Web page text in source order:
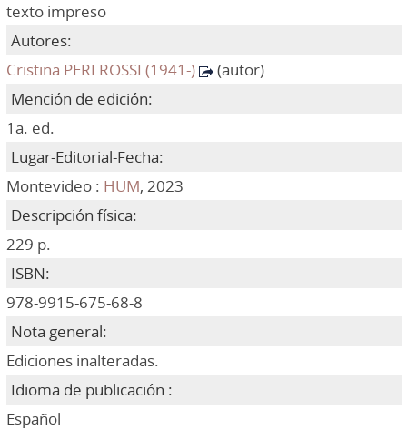
texto impreso
Autores:
Cristina PERI ROSSI (1941-)
(autor)
Mención de edición:
1a. ed.
Lugar-Editorial-Fecha:
Montevideo : HUM, 2023
Descripción física:
229 p.
ISBN:
978-9915-675-68-8
Nota general:
Ediciones inalteradas.
Idioma de publicación :
Español